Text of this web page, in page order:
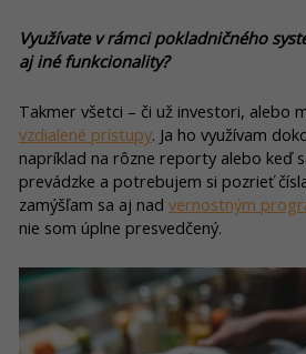
Využívate v rámci pokladničného
aj iné funkcionality?
Takmer všetci – či už investori, alebo
vzdialené prístupy. Ja ho využívam
napríklad na rôzne reporty alebo keď
prevádzke a potrebujem si pozrieť
zamýšľam sa aj nad vernostným
nie som úplne presvedčený.